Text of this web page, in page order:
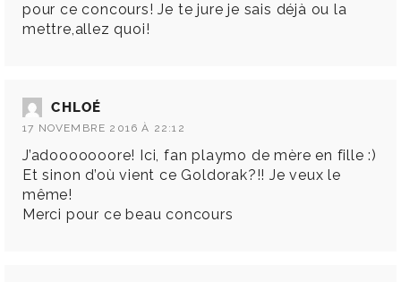
pour ce concours! Je te jure je sais déjà ou la
mettre,allez quoi!
CHLOÉ
17 NOVEMBRE 2016 À 22:12
J’adooooooore! Ici, fan playmo de mère en fille :)
Et sinon d’où vient ce Goldorak?!! Je veux le
même!
Merci pour ce beau concours